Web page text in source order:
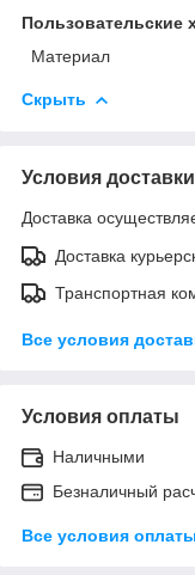
Пользовательские
Материал
Скрыть
Условия доставки
Доставка
Доставка
Транспортная
Все условия
Условия оплаты
Наличными
Безналичный
Все условия оплаты